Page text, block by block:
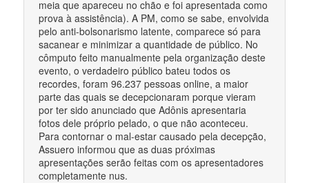
meia que apareceu no chão e foi apresentada como
prova à assistência). A PM, como se sabe, envolvida
pelo anti-bolsonarismo latente, comparece só para
sacanear e minimizar a quantidade de público. No
cômputo feito manualmente pela organização deste
evento, o verdadeiro público bateu todos os
recordes, foram 96.237 pessoas online, a maior
parte das quais se decepcionaram porque vieram
por ter sido anunciado que Adônis apresentaria
fotos dele próprio pelado, o que não aconteceu.
Para contornar o mal-estar causado pela decepção,
Assuero informou que as duas próximas
apresentações serão feitas com os apresentadores
completamente nus.